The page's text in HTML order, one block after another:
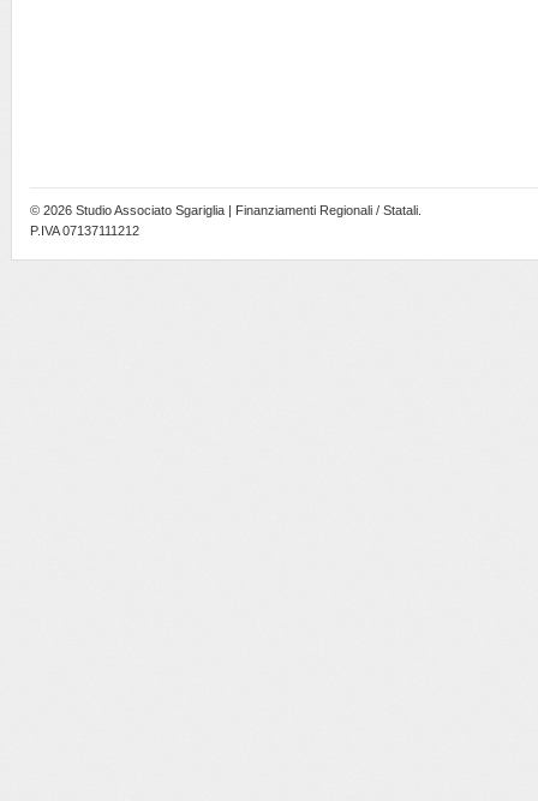
© 2026 Studio Associato Sgariglia | Finanziamenti Regionali / Statali
P.IVA 07137111212